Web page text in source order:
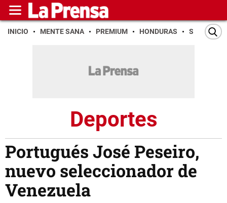
INICIO MENTE SANA PREMIUM HONDURAS SAN PEDRO
Deportes
Portugués José Peseiro,
nuevo seleccionador de
Venezuela